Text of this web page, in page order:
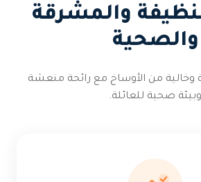
والمشرقة
والصحية
وخالية من الأوساخ مع رائحة منعشة
وبيئة صحية للعائلة.